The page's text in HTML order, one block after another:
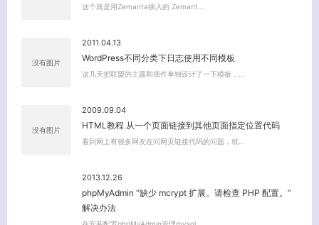
这个就是用Zemanta插入的 Zemant…
没有图片
2011.04.13
WordPress不同分类下日志使用不同模板
这几天把联盟的主题和插件单独设计了一下模板，…
没有图片
2009.09.04
HTML教程 从一个页面链接到其他页面指定位置代码
看到网上有很多网友在问网页链接代码的问题，就…
2013.12.26
phpMyAdmin “缺少 mcrypt 扩展。请检查 PHP 配置。”
解决办法